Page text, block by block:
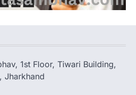
1st Floor, Tiwari Building,
Jharkhand